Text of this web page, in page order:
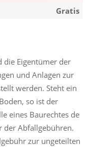
Gratis
die Eigentümer der
und Anlagen zur
werden. Steht ein
so ist der
eines Baurechtes de
der Abfallgebühren.
zur ungeteilten